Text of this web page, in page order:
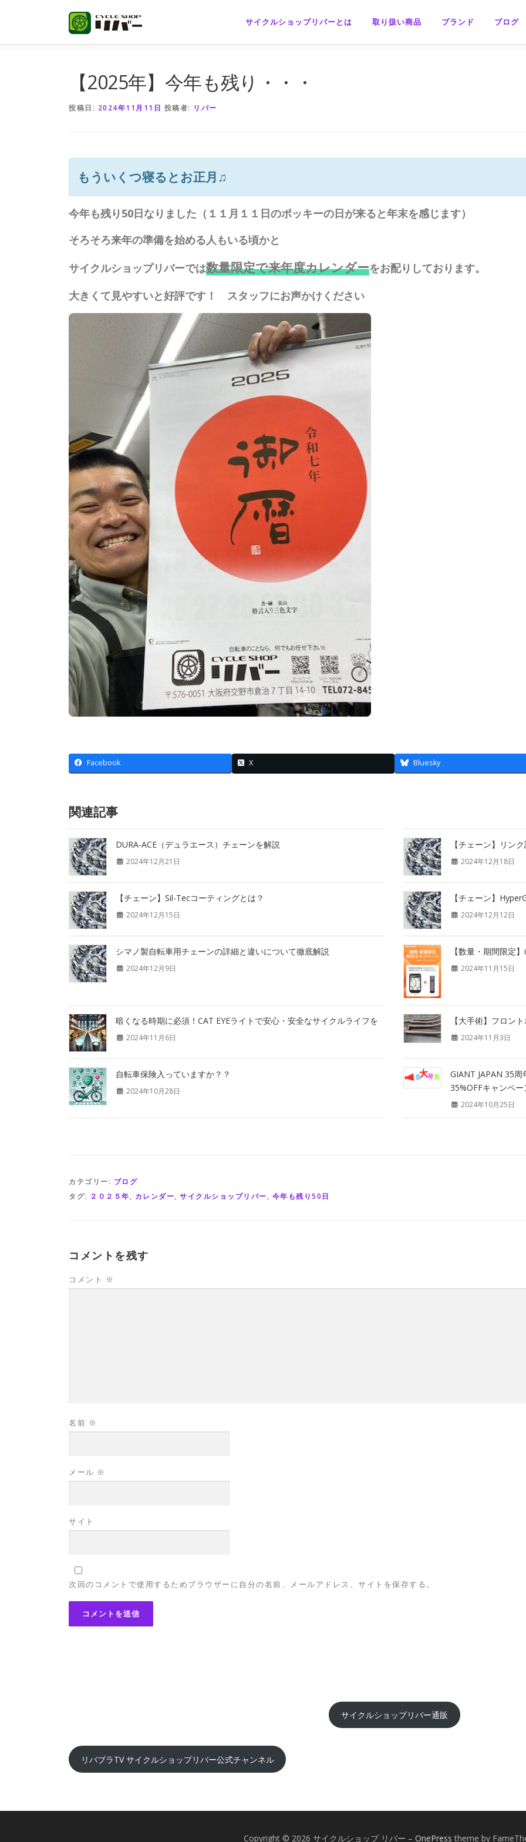
ン
サイクルショップリバーとは 取り扱い商品 ブランド ブログ
【2025年】今年も残り・・・
投稿日: 2024年11月11日 投稿者: リバー
もういくつ寝るとお正月♫
今年も残り50日なりました（１１月１１日のポッキーの日が来ると年末を感じます）
そろそろ来年の準備を始める人もいる頃かと
サイクルショップリバーでは数量限定で来年度カレンダーをお配りしております。
大きくて見やすいと好評です！ スタッフにお声かけください
Facebook X Bluesky
関連記事
DURA-ACE（デュラエース）チェーンを解説
2024年12月21日
【チェーン】リン
2024年12月18日
【チェーン】Sil-Tecコーティングとは？
2024年12月15日
【チェーン】
2024年12月12日
シマノ製自転車用チェーンの詳細と違いについて徹底解説
2024年12月9日
【数量・期間限定
2024年11月15日
暗くなる時期に必須！CAT EYEライトで安心・安全なサイクルライフを
2024年11月6日
【大手術】フロン
2024年11月3日
自転車保険入っていますか？？
2024年10月28日
GIANT JAPAN 35
35%OFFキャンペー
2024年10月25日
カテゴリー: ブログ
タグ: ２０２５年, カレンダー, サイクルショップリバー, 今年も残り50日
コメントを残す
コメント ※
名前 ※
メール ※
サイト
次回のコメントで使用するためブラウザーに自分の名前、メールアドレス、サイトを保存する。
サイクルショップリバー通販
リバブラTV サイクルショップリバー公式チャンネル
Copyright © 2026 サイクルショップ リバー – OnePress theme by